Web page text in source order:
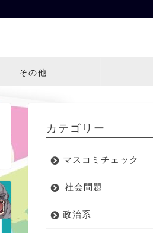
その他
カテゴリー
マスコミチェック
社会問題
政治系